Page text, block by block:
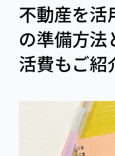
不動産を活
の準備方法
活費もご紹